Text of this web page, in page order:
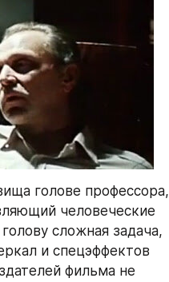
голове профессора,
человеческие
сложная задача,
и спецэффектов
фильма не